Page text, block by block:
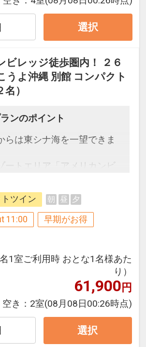
間を過ぎてからの変更（人
室タイプ・食事条件・プラ
員・泊数の増減等の変更）
の併用はできません。
のご旅行代金は、カレンダ
果確認画面」でご確認くだ
での申込がお得】早期申込
ます
ひとり様３００円引
間を過ぎてからの変更（人
室タイプ・食事条件・プラ
員・泊数の増減等の変更）
合、早期申込割引は適用され
の併用はできません。
のご旅行代金は、カレンダ
いただいた後表示される
果確認画面」でご確認くだ
選択
ビレッジ徒歩圏内！ ２６
うよ沖縄 別館 コンパクト
）
ンのポイント
らは東シナ海を一望できま
ートエリア「アメリカンビ
での申込がお得】早期申込
ます
日前までにお申し込みにな
間を過ぎてからの変更（人
客室タイプ・食事条件・プラ
員・泊数の増減等の変更）
、早期申込割引は適用され
ツイン 朝 昼 夕
11:00
早期がお得
名1室ご利用時 おとな1名様あた
り）
61,900円
空き： 2室(08月08日00:26時点)
選択